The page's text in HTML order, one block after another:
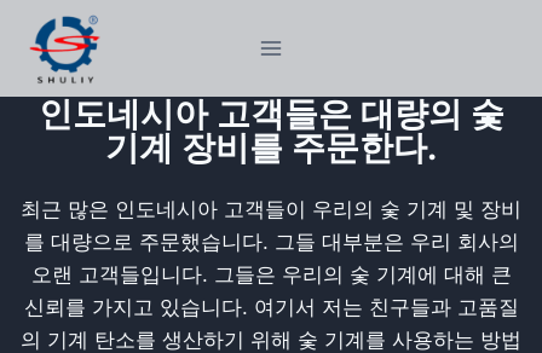
content
인도네시아 고객들은 대량의 숯
기계 장비를 주문한다.
최근 많은 인도네시아 고객들이 우리의 숯 기계 및 장비
를 대량으로 주문했습니다. 그들 대부분은 우리 회사의
오랜 고객들입니다. 그들은 우리의 숯 기계에 대해 큰
신뢰를 가지고 있습니다. 여기서 저는 친구들과 고품질
의 기계 탄소를 생산하기 위해 숯 기계를 사용하는 방법